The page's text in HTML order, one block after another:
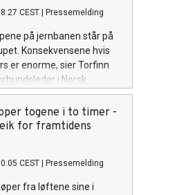
CEST Pressemelding
på jernbanen står på
Konsekvensene hvis
er enorme, sier Torfinn
i Norsk
(NJF) og Odd Erik
direktør i
Spekter.
togene i to timer -
for framtidens
CEST Pressemelding
fra løftene sine i